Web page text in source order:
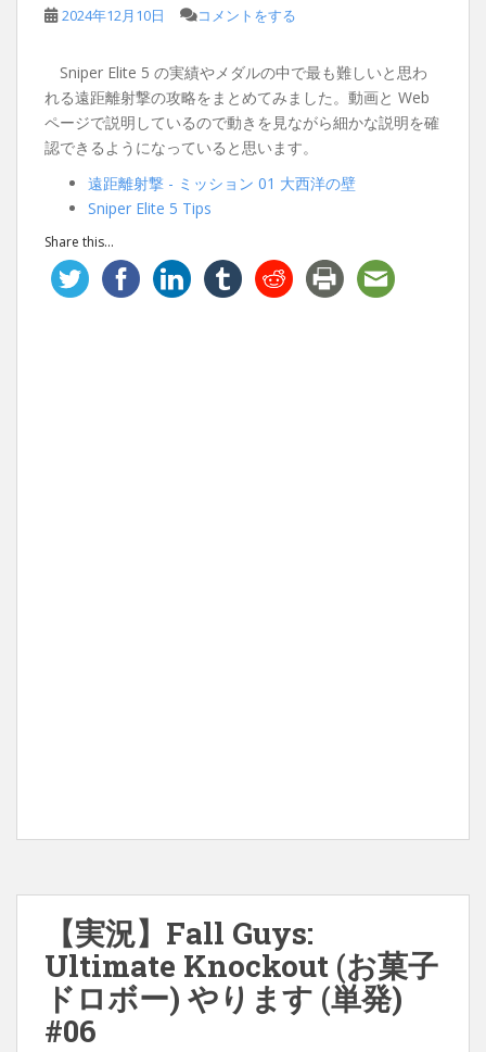
2024年12月10日 コメントをする
Sniper Elite 5 の実績やメダルの中で最も難しいと思わ
れる遠距離射撃の攻略をまとめてみました。動画と Web
ページで説明しているので動きを見ながら細かな説明を確
認できるようになっていると思います。
遠距離射撃 - ミッション 01 大西洋の壁
Sniper Elite 5 Tips
Share this...
【実況】Fall Guys:
Ultimate Knockout (お菓子
ドロボー) やります (単発)
#06